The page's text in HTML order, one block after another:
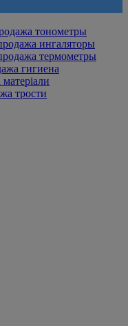
тонометры
ингаляторы
термометры
гигиена
трости